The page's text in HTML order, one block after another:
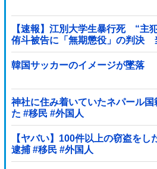
【速報】江別大学生暴行死 “主
侑斗被告に「無期懲役」の判決
30年」の判決
韓国サッカーのイメージが墜落
神社に住み着いていたネパール
た #移民 #外国人
【ヤバい】100件以上の窃盗をし
逮捕 #移民 #外国人